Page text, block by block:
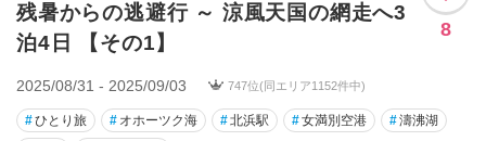
残暑からの逃避行 ～ 涼風天国の網走へ3
泊4日 【その1】
8
2025/08/31 - 2025/09/03 747位(同エリア1152件中)
#ひとり旅 # オホーツク海 #北浜駅 #女満別空港 #濤沸湖